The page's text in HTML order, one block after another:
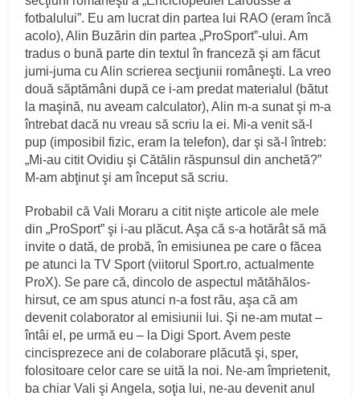
fotbalului”. Eu am lucrat din partea lui RAO (eram încă
acolo), Alin Buzărin din partea „ProSport”-ului. Am
tradus o bună parte din textul în franceză şi am făcut
jumi-juma cu Alin scrierea secţiunii româneşti. La vreo
două săptămâni după ce i-am predat materialul (bătut
la maşină, nu aveam calculator), Alin m-a sunat şi m-a
întrebat dacă nu vreau să scriu la ei. Mi-a venit să-l
pup (imposibil fizic, eram la telefon), dar şi să-l întreb:
„Mi-au citit Ovidiu şi Cătălin răspunsul din anchetă?”
M-am abţinut şi am început să scriu.
Probabil că Vali Moraru a citit nişte articole ale mele
din „ProSport” şi i-au plăcut. Aşa că s-a hotărât să mă
invite o dată, de probă, în emisiunea pe care o făcea
pe atunci la TV Sport (viitorul Sport.ro, actualmente
ProX). Se pare că, dincolo de aspectul mătăhălos-
hirsut, ce am spus atunci n-a fost rău, aşa că am
devenit colaborator al emisiunii lui. Şi ne-am mutat –
întâi el, pe urmă eu – la Digi Sport. Avem peste
cincisprezece ani de colaborare plăcută şi, sper,
folositoare celor care se uită la noi. Ne-am împrietenit,
ba chiar Vali şi Angela, soţia lui, ne-au devenit anul